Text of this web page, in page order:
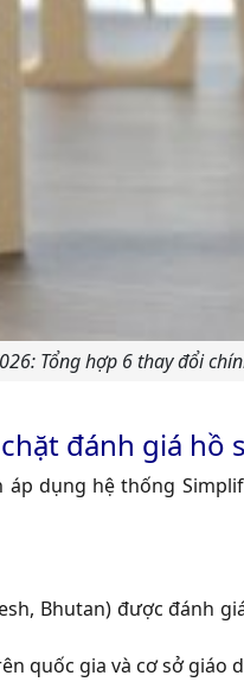
Tổng hợp 6 thay đổi
đánh giá hồ
dụng hệ thống
Bhutan) được đánh
quốc gia và cơ sở giáo